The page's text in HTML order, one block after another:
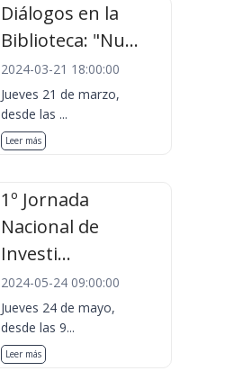
Diálogos en la
Biblioteca: "Nu...
2024-03-21 18:00:00
Jueves 21 de marzo,
desde las ...
Leer más
1º Jornada
Nacional de
Investi...
2024-05-24 09:00:00
Jueves 24 de mayo,
desde las 9...
Leer más